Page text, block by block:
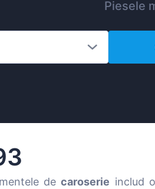
Piesele
decaroserie includ